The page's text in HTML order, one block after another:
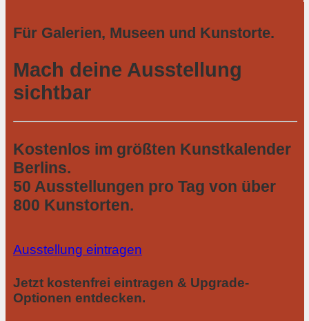
Für Galerien, Museen und Kunstorte.
Mach deine Ausstellung
sichtbar
Kostenlos im größten Kunstkalender
Berlins.
50 Ausstellungen pro Tag von über
800 Kunstorten.
Ausstellung eintragen
Jetzt kostenfrei eintragen & Upgrade-
Optionen entdecken.